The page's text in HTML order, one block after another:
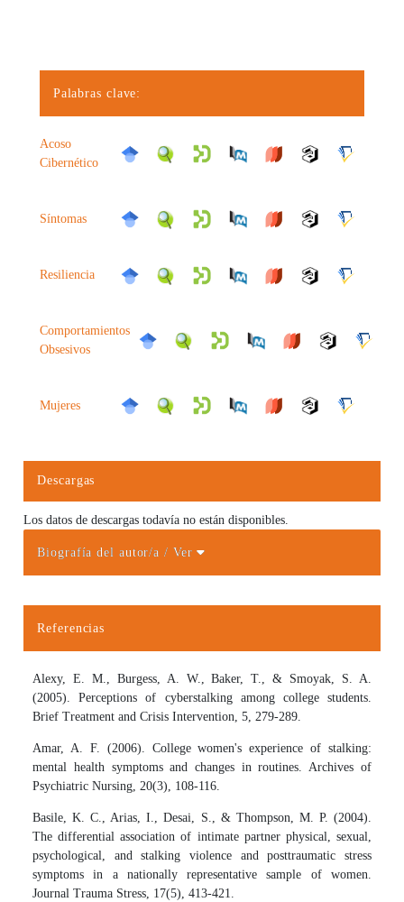
Palabras clave:
Acoso
Cibernético
Síntomas
Resiliencia
Comportamientos
Obsesivos
Mujeres
Descargas
Los datos de descargas todavía no están disponibles.
Biografía del autor/a/ Ver
Referencias
Alexy, E. M., Burgess, A. W., Baker, T., & Smoyak, S. A.
(2005). Perceptions of cyberstalking among college students.
Brief Treatment and Crisis Intervention, 5, 279-289.
Amar, A. F. (2006). College women's experience of stalking:
mental health symptoms and changes in routines. Archives of
Psychiatric Nursing, 20(3), 108-116.
Basile, K. C., Arias, I., Desai, S., & Thompson, M. P. (2004).
The differential association of intimate partner physical, sexual,
psychological, and stalking violence and posttraumatic stress
symptoms in a nationally representative sample of women.
Journal Trauma Stress, 17(5), 413-421.